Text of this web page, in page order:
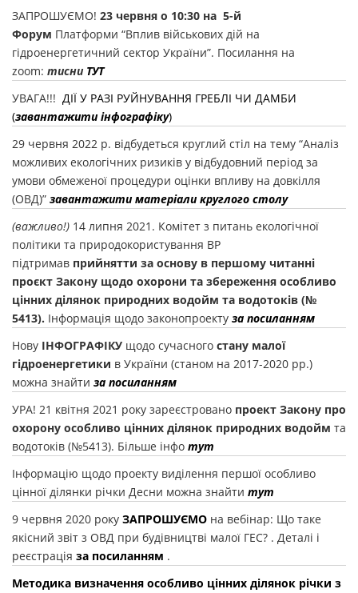
ЗАПРОШУЄМО! 23 червня о 10:30 на 5-й
Форум Платформи “Вплив військових дій на
гідроенергетичний сектор України”. Посилання на
zoom: тисни ТУТ
УВАГА!!! ДІЇ У РАЗІ РУЙНУВАННЯ ГРЕБЛІ ЧИ ДАМБИ
(завантажити інфографіку)
29 червня 2022 р. відбудеться круглий стіл на тему “Аналіз
можливих екологічних ризиків у відбудовний період за
умови обмеженої процедури оцінки впливу на довкілля
(ОВД)” завантажити матеріали круглого столу
(важливо!) 14 липня 2021. Комітет з питань екологічної
політики та природокористування ВР
підтримав прийнятти за основу в першому читанні
проєкт Закону щодо охорони та збереження особливо
цінних ділянок природних водойм та водотоків (№
5413). Інформація щодо законопроекту за посиланням
Нову ІНФОГРАФІКУ щодо сучасного стану малої
гідроенергетики в України (станом на 2017-2020 рр.)
можна знайти за посиланням
УРА! 21 квітня 2021 року зареєстровано проект Закону про
охорону особливо цінних ділянок природних водойм та
водотоків (№5413). Більше інфо тут
Інформацію щодо проекту виділення першої особливо
цінної ділянки річки Десни можна знайти тут
9 червня 2020 року ЗАПРОШУЄМО на вебінар: Що таке
якісний звіт з ОВД при будівництві малої ГЕС? . Деталі і
реєстрація за посиланням .
Методика визначення особливо цінних ділянок річки з